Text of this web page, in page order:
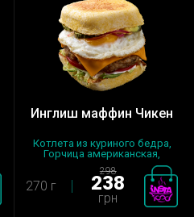
Инглиш маффин Чикен
Котлета из куриного бедра,
Горчица американская,
Инглиш...
270 г
298
238
грн